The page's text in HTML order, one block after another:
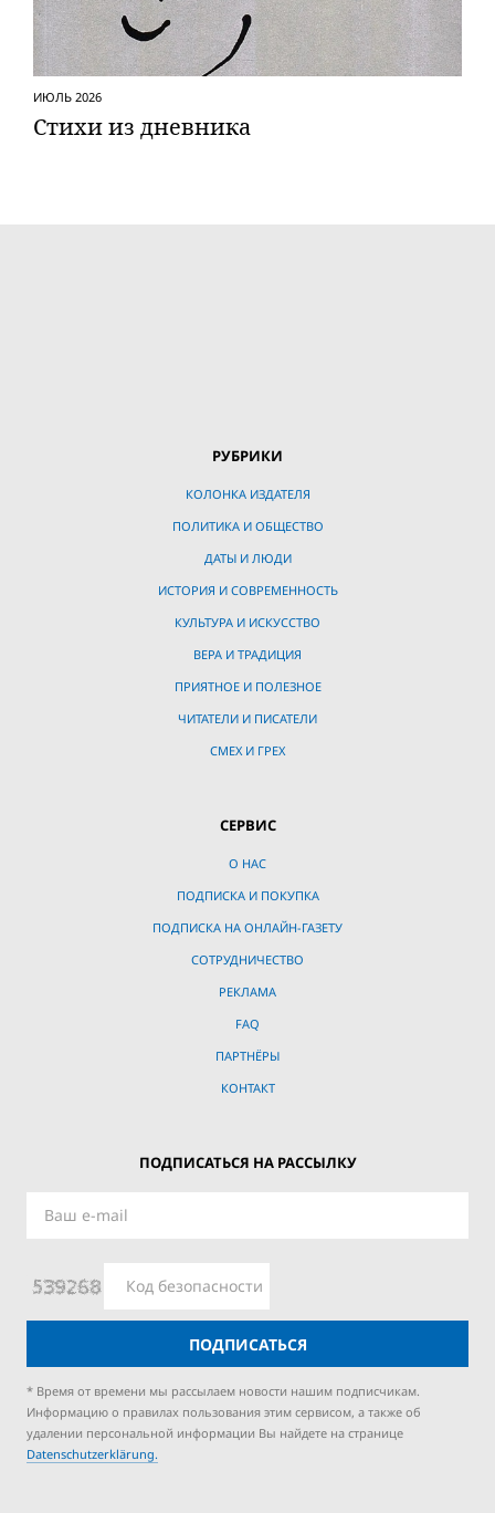
ИЮЛЬ 2026
Стихи из дневника
РУБРИКИ
КОЛОНКА ИЗДАТЕЛЯ
ПОЛИТИКА И ОБЩЕСТВО
ДАТЫ И ЛЮДИ
ИСТОРИЯ И СОВРЕМЕННОСТЬ
КУЛЬТУРА И ИСКУССТВО
ВЕРА И ТРАДИЦИЯ
ПРИЯТНОЕ И ПОЛЕЗНОЕ
ЧИТАТЕЛИ И ПИСАТЕЛИ
СМЕХ И ГРЕХ
СЕРВИС
О НАС
ПОДПИСКА И ПОКУПКА
ПОДПИСКА НА ОНЛАЙН-ГАЗЕТУ
СОТРУДНИЧЕСТВО
РЕКЛАМА
FAQ
ПАРТНЁРЫ
КОНТАКТ
ПОДПИСАТЬСЯ НА РАССЫЛКУ
ПОДПИСАТЬСЯ
* Время от времени мы рассылаем новости нашим подписчикам.
Информацию о правилах пользования этим сервисом, а также об
удалении персональной информации Вы найдете на странице
Datenschutzerklärung.